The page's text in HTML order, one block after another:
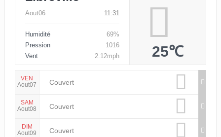
Aout06 11:31
Humidité
69%
Pression
1016
Vent
2.12mph 25℃
VEN
Aout07
Couvert
SAM
Aout08
Couvert
DIM
Aout09
Couvert